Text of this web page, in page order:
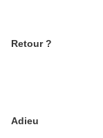
Retour ?
Adieu